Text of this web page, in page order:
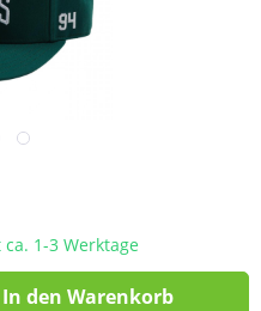
1-3 Werktage
In den Warenkorb